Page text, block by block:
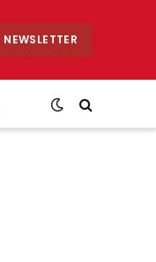
NEWSLETTER